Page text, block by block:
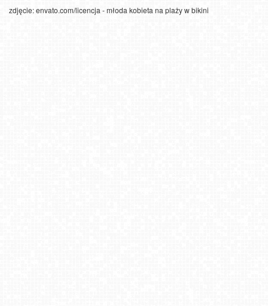
zdjęcie: envato.com/licencja - młoda kobieta na plaży w bikini